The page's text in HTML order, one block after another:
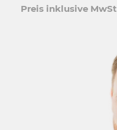
Preis inklusive MwSt